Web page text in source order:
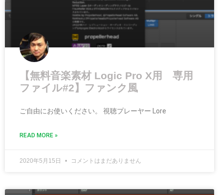
【無料音楽素材 Logic Pro X用 専用
ファイル#2】ファンク風
ご自由にお使いください。 視聴プレーヤー Lore
READ MORE »
2020年5月15日 コメントはまだありません